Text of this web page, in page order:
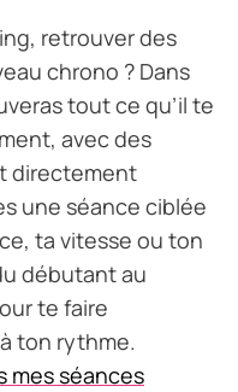
retrouver des
chrono ? Dans
tout ce qu’il te
avec des
directement
une séance ciblée
ta vitesse ou ton
débutant au
te faire
ton rythme.
mes séances